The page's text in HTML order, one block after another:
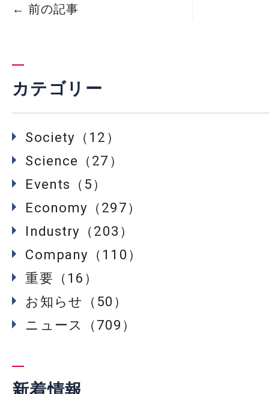
← 前の記事
カテゴリー
Society（12）
Science（27）
Events（5）
Economy（297）
Industry（203）
Company（110）
重要（16）
お知らせ（50）
ニュース（709）